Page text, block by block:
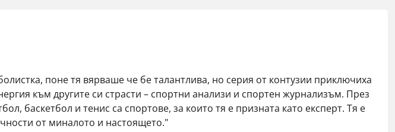
поне тя вярваше че бе талантлива, но серия от контузии приключиха
към другите си страсти – спортни анализи и спортен журнализъм. През
баскетбол и тенис са спортове, за които тя е призната като експерт. Тя е
от миналото и настоящето."